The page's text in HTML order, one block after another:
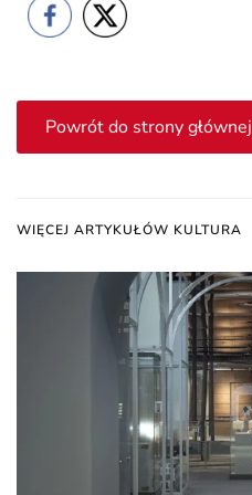
Powrót do strony głównej
WIĘCEJ ARTYKUŁÓW KULTURA